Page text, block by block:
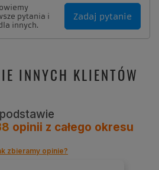
pytania i
innych.
Zadaj pytanie
INNYCH KLIENTÓW
opinii z całego okresu
zbieramy opinie?